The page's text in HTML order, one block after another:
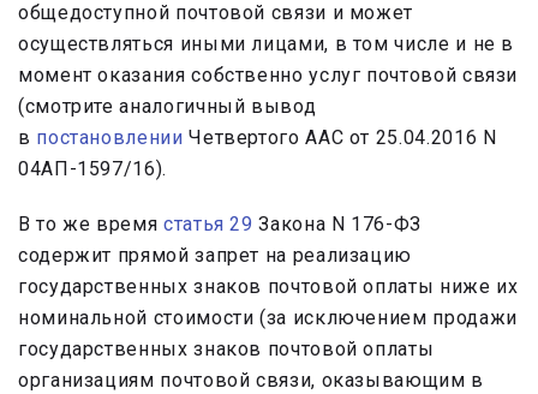
общедоступной почтовой связи и может
осуществляться иными лицами, в том числе и не в
момент оказания собственно услуг почтовой связи
(смотрите аналогичный вывод
в постановлении Четвертого ААС от 25.04.2016 N
04АП-1597/16).
В то же время статья 29 Закона N 176-ФЗ
содержит прямой запрет на реализацию
государственных знаков почтовой оплаты ниже их
номинальной стоимости (за исключением продажи
государственных знаков почтовой оплаты
организациям почтовой связи, оказывающим в